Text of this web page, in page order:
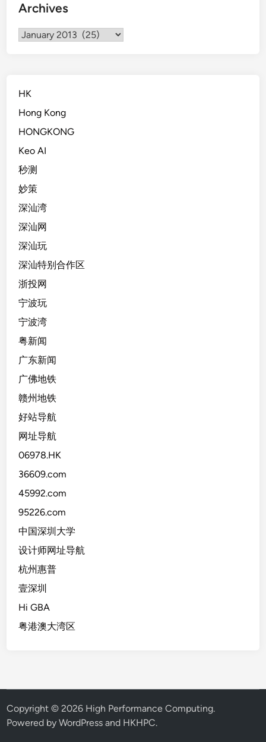
Archives
Archives
HK
Hong Kong
HONGKONG
Keo AI
秒测
妙策
深汕湾
深汕网
深汕玩
深汕特别合作区
浙投网
宁波玩
宁波湾
粤新闻
广东新闻
广佛地铁
赣州地铁
好站导航
网址导航
06978.HK
36609.com
45992.com
95226.com
中国深圳大学
设计师网址导航
杭州惠普
壹深圳
Hi GBA
粤港澳大湾区
Copyright © 2026 High Performance Computing.
Powered by WordPress and HKHPC.